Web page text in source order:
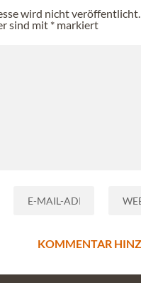
wird nicht veröffentlicht.
sind mit * markiert